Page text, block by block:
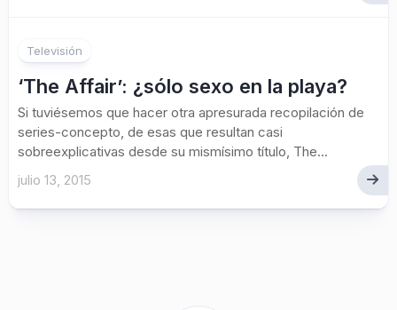
Televisión
‘The Affair’: ¿sólo sexo en la playa?
Si tuviésemos que hacer otra apresurada recopilación de
series-concepto, de esas que resultan casi
sobreexplicativas desde su mismísimo título, The...
julio 13, 2015